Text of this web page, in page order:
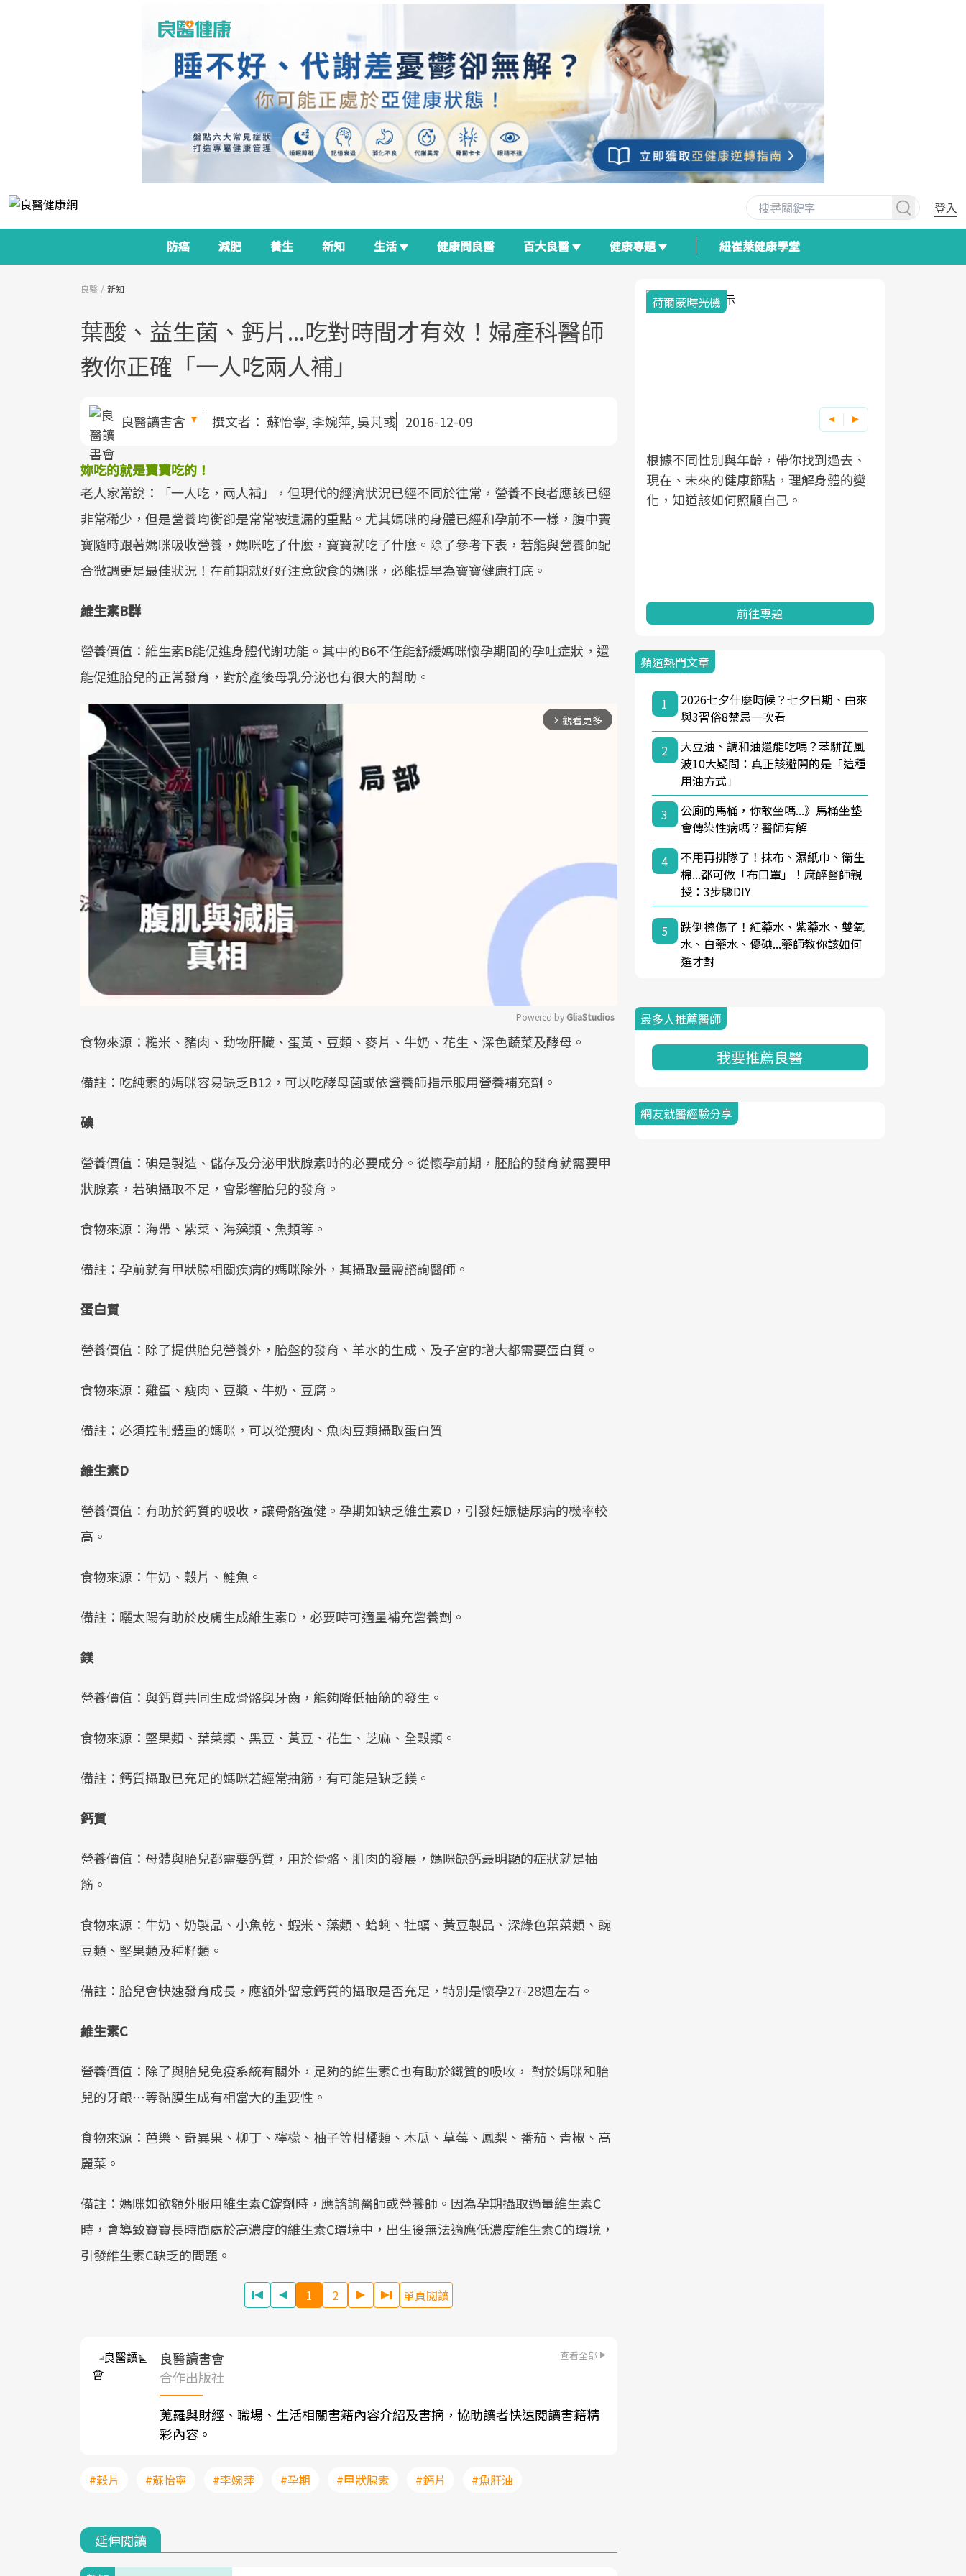
登入
防癌 減肥 養生 新知 生活 健康問良醫 百大良醫 健康專題 紐崔萊健康學堂
良醫 新知
葉酸、益生菌、鈣片...吃對時間才有效！婦產科醫師
教你正確「一人吃兩人補」
良醫讀書會 撰文者： 蘇怡寧, 李婉萍, 吳芃彧 2016-12-09
妳吃的就是寶寶吃的！
老人家常說：「一人吃，兩人補」，但現代的經濟狀況已經不同於往常，營養不良者應該已經
非常稀少，但是營養均衡卻是常常被遺漏的重點。尤其媽咪的身體已經和孕前不一樣，腹中寶
寶隨時跟著媽咪吸收營養，媽咪吃了什麼，寶寶就吃了什麼。除了參考下表，若能與營養師配
合微調更是最佳狀況！在前期就好好注意飲食的媽咪，必能提早為寶寶健康打底。
維生素B群
營養價值：維生素B能促進身體代謝功能。其中的B6不僅能舒緩媽咪懷孕期間的孕吐症狀，還
能促進胎兒的正常發育，對於產後母乳分泌也有很大的幫助。
arrow_forward_ios 觀看更多
Powered by GliaStudios
食物來源：糙米、豬肉、動物肝臟、蛋黃、豆類、麥片、牛奶、花生、深色蔬菜及酵母。
備註：吃純素的媽咪容易缺乏B12，可以吃酵母菌或依營養師指示服用營養補充劑。
碘
營養價值：碘是製造、儲存及分泌甲狀腺素時的必要成分。從懷孕前期，胚胎的發育就需要甲
狀腺素，若碘攝取不足，會影響胎兒的發育。
食物來源：海帶、紫菜、海藻類、魚類等。
備註：孕前就有甲狀腺相關疾病的媽咪除外，其攝取量需諮詢醫師。
蛋白質
營養價值：除了提供胎兒營養外，胎盤的發育、羊水的生成、及子宮的增大都需要蛋白質。
食物來源：雞蛋、瘦肉、豆漿、牛奶、豆腐。
備註：必須控制體重的媽咪，可以從瘦肉、魚肉豆類攝取蛋白質
維生素D
營養價值：有助於鈣質的吸收，讓骨骼強健。孕期如缺乏維生素D，引發妊娠糖尿病的機率較
高。
食物來源：牛奶、穀片、鮭魚。
備註：曬太陽有助於皮膚生成維生素D，必要時可適量補充營養劑。
鎂
營養價值：與鈣質共同生成骨骼與牙齒，能夠降低抽筋的發生。
食物來源：堅果類、葉菜類、黑豆、黃豆、花生、芝麻、全穀類。
備註：鈣質攝取已充足的媽咪若經常抽筋，有可能是缺乏鎂。
鈣質
營養價值：母體與胎兒都需要鈣質，用於骨骼、肌肉的發展，媽咪缺鈣最明顯的症狀就是抽
筋。
食物來源：牛奶、奶製品、小魚乾、蝦米、藻類、蛤蜊、牡蠣、黃豆製品、深綠色葉菜類、豌
豆類、堅果類及種籽類。
備註：胎兒會快速發育成長，應額外留意鈣質的攝取是否充足，特別是懷孕27-28週左右。
維生素C
營養價值：除了與胎兒免疫系統有關外，足夠的維生素C也有助於鐵質的吸收， 對於媽咪和胎
兒的牙齦⋯等黏膜生成有相當大的重要性。
食物來源：芭樂、奇異果、柳丁、檸檬、柚子等柑橘類、木瓜、草莓、鳳梨、番茄、青椒、高
麗菜。
備註：媽咪如欲額外服用維生素C錠劑時，應諮詢醫師或營養師。因為孕期攝取過量維生素C
時，會導致寶寶長時間處於高濃度的維生素C環境中，出生後無法適應低濃度維生素C的環境，
引發維生素C缺乏的問題。
1 2 單頁閱讀
良醫讀書會 查看全部
合作出版社
蒐羅與財經、職場、生活相關書籍內容介紹及書摘，協助讀者快速閱讀書籍精
彩內容。
#穀片 #蘇怡寧 #李婉萍 #孕期 #甲狀腺素 #鈣片 #魚肝油
延伸閱讀
政策如「健康台灣推動委員會」與「長
照3.0」的推進，「預防醫學」已成全民
關注的核心議題。然而，健檢不只是醫
療院所的服務，更是民眾了解自身健康
狀況、啟動健康管理的重要起點。
全面啟動你的健康革命！
建立對亞健康的認知，進而引導實際的
改善行動。
根據不同性別與年齡，帶你找到過去、
現在、未來的健康節點，理解身體的變
化，知道該如何照顧自己。
2025健檢服務大調查
因應超高齡社會來臨，良醫健康網推動
「2025年健檢服務大調查」，以倡議健
康促進為目的，深耕健康篩檢之於台灣
頻道熱門文章
1
2026七夕什麼時候？七夕日期、由來
與3習俗8禁忌一次看
2
大豆油、調和油還能吃嗎？苯駢芘風
波10大疑問：真正該避開的是「這種
用油方式」
3
公廁的馬桶，你敢坐嗎...》馬桶坐墊
會傳染性病嗎？醫師有解
4
不用再排隊了！抹布、濕紙巾、衛生
棉...都可做「布口罩」！麻醉醫師親
授：3步驟DIY
5
跌倒擦傷了！紅藥水、紫藥水、雙氧
水、白藥水、優碘...藥師教你該如何
選才對
最多人推薦醫師
我要推薦良醫
網友就醫經驗分享